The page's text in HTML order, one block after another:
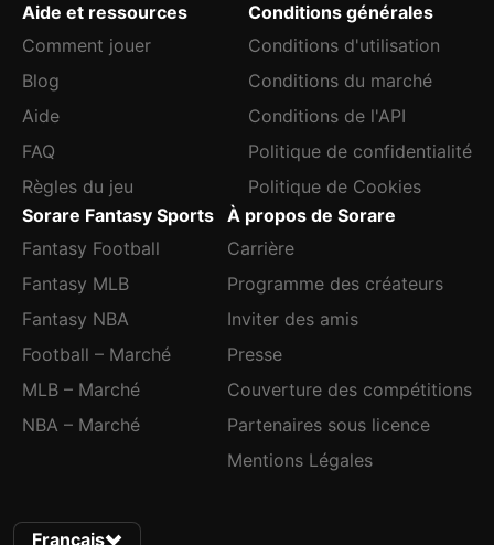
Aide et ressources
Comment jouer
Blog
Aide
FAQ
Règles du jeu
Conditions générales
Conditions d'utilisation
Conditions du marché
Conditions de l'API
Politique de confidentialité
Politique de Cookies
Sorare Fantasy Sports
Fantasy Football
Fantasy MLB
Fantasy NBA
Football – Marché
MLB – Marché
NBA – Marché
À propos de Sorare
Carrière
Programme des créateurs
Inviter des amis
Presse
Couverture des compétitions
Partenaires sous licence
Mentions Légales
Français